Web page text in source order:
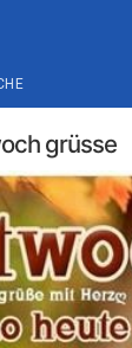
grüsse